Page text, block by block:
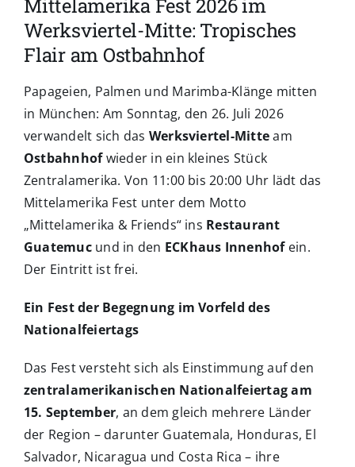
Mittelamerika Fest 2026 im
Werksviertel-Mitte: Tropisches
Flair am Ostbahnhof
Papageien, Palmen und Marimba-Klänge mitten
in München: Am Sonntag, den 26. Juli 2026
verwandelt sich das Werksviertel-Mitteam
Ostbahnhofwieder in ein kleines Stück
Zentralamerika. Von 11:00 bis 20:00 Uhr lädt das
Mittelamerika Fest unter dem Motto
„Mittelamerika & Friends“ ins Restaurant
Guatemucund in den ECKhaus Innenhofein.
Der Eintritt ist frei.
Ein Fest der Begegnung im Vorfeld des
Nationalfeiertags
Das Fest versteht sich als Einstimmung auf den
zentralamerikanischen Nationalfeiertag am
15. September, an dem gleich mehrere Länder
der Region – darunter Guatemala, Honduras, El
Salvador, Nicaragua und Costa Rica – ihre